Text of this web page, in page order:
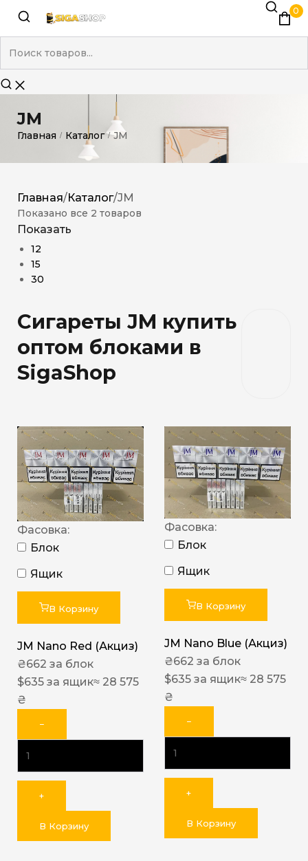
0
JM
Главная / Каталог / JM
Главная/Каталог/JM
Показано все 2 товаров
Показать
12
15
30
Сигареты JM купить
оптом блоками в
SigaShop
Фасовка:
Блок
Ящик
В Корзину
JM Nano Red (Акциз)
₴662 за блок
$635 за ящик≈ 28 575
₴
−
+
В Корзину
Фасовка:
Блок
Ящик
В Корзину
JM Nano Blue (Акциз)
₴662 за блок
$635 за ящик≈ 28 575
₴
−
+
В Корзину